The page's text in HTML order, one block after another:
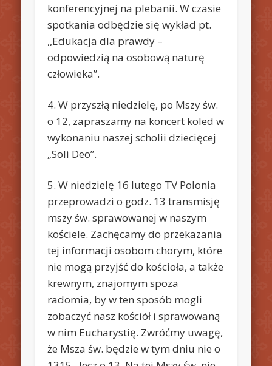
konferencyjnej na plebanii. W czasie
spotkania odbędzie się wykład pt.
,,Edukacja dla prawdy –
odpowiedzią na osobową naturę
człowieka”.
4. W przyszłą niedzielę, po Mszy św.
o 12, zapraszamy na koncert koled w
wykonaniu naszej scholii dziecięcej
„Soli Deo”.
5. W niedzielę 16 lutego TV Polonia
przeprowadzi o godz. 13 transmisję
mszy św. sprawowanej w naszym
kościele. Zachęcamy do przekazania
tej informacji osobom chorym, które
nie mogą przyjść do kościoła, a także
krewnym, znajomym spoza
radomia, by w ten sposób mogli
zobaczyć nasz kościół i sprawowaną
w nim Eucharystię. Zwróćmy uwagę,
że Msza św. będzie w tym dniu nie o